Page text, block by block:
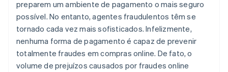
preparem um ambiente de pagamento o mais seguro
possível. No entanto, agentes fraudulentos têm se
tornado cada vez mais sofisticados. Infelizmente,
nenhuma forma de pagamento é capaz de prevenir
totalmente fraudes em compras online. De fato, o
volume de prejuízos causados por fraudes online